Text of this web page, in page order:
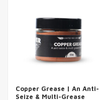
Copper Grease | An Anti-
Seize & Multi-Grease